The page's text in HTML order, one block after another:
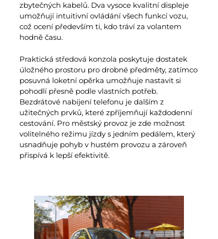
zbytečných kabelů. Dva vysoce kvalitní displeje
umožňují intuitivní ovládání všech funkcí vozu,
což ocení především ti, kdo tráví za volantem
hodně času.
Praktická středová konzola poskytuje dostatek
úložného prostoru pro drobné předměty, zatímco
posuvná loketní opěrka umožňuje nastavit si
pohodlí přesně podle vlastních potřeb.
Bezdrátové nabíjení telefonu je dalším z
užitečných prvků, které zpříjemňují každodenní
cestování. Pro městský provoz je zde možnost
volitelného režimu jízdy s jedním pedálem, který
usnadňuje pohyb v hustém provozu a zároveň
přispívá k lepší efektivitě.